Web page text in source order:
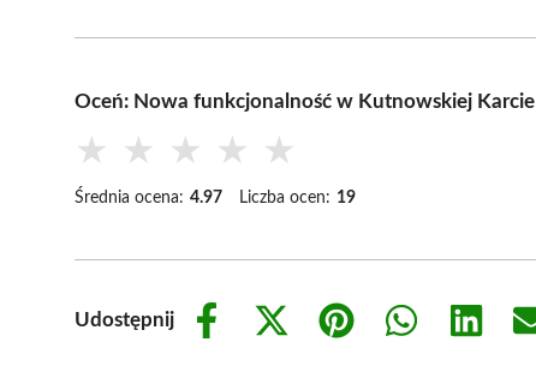
Oceń: Nowa funkcjonalność w Kutnowskiej
★ ★ ★ ★ ★
Średnia ocena: 4.97 Liczba ocen: 19
Udostępnij
Share
Share
Share
Share
Share